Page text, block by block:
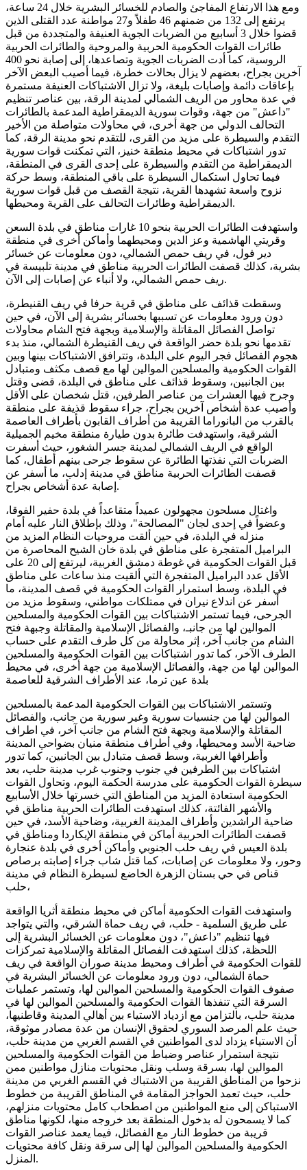
ومع هذا الارتفاع المفاجئ والصادم للخسائر البشرية خلال 24 ساعة،
يرتفع إلى 132 من ضمنهم 46 طفلاً و27 مواطنة عدد القتلى الذين
قضوا خلال 3 أسابيع من الضربات الجوية العنيفة والمتجددة من قبل
طائرات القوات الحكومية الحربية والمروحية والطائرات الحربية
الروسية، كما أدت الضربات الجوية وتصاعدها، إلى إصابة نحو 400
آخرين بجراح، بعضهم لا يزال بحالات خطرة، فيما أصيب البعض الآخر
بإعاقات دائمة وإصابات بليغة، ولا تزال الاشتباكات العنيفة مستمرة
في عدة محاور من الريف الشمالي لمدينة الرقة، بين عناصر تنظيم
"داعش" من جهة، وقوات سورية الديمقراطية المدعمة بالطائرات
التحالف الدولي من جهة أخرى، في محاولات متواصلة من الأخير
التقدم والسيطرة على مزيد من القرى، للتقدم نحو مدينة الرقة، كما
تدور اشتباكات في محيط منطقة خنيز، التي تمكنت قوات سورية
الديمقراطية من التقدم والسيطرة على إحدى القرى في المنطقة،
فيما تحاول استكمال السيطرة على باقي المنطقة، وسط حركة
نزوح واسعة تشهدها القرية، نتيجة القصف من قبل قوات سورية
الديمقراطية وطائرات التحالف على القرية ومحيطها.
واستهدفت الطائرات الحربية بنحو 10 غارات مناطق في بلدة السعن
وقريتي الهاشمية وعز الدين ومحيطهما وأماكن أخرى في منطقة
دير فول، في ريف حمص الشمالي، دون معلومات عن خسائر
بشرية، كذلك قصفت الطائرات الحربية مناطق في مدينة تلبيسة في
ريف حمص الشمالي، ولا أنباء عن إصابات إلى الآن.
وسقطت قذائف على مناطق في قرية حرفا في ريف القنيطرة،
دون ورود معلومات عن تسببها بخسائر بشرية إلى الآن، في حين
تواصل الفصائل المقاتلة والإسلامية وبجهة فتح الشام محاولات
تقدمها نحو بلدة حضر الواقعة في ريف القنيطرة الشمالي، منذ بدء
هجوم الفصائل فجر اليوم على البلدة، وتترافق الاشتباكات بينها وبين
القوات الحكومية والمسلحين الموالين لها مع قصف مكثف ومتبادل
بين الجانبين، وسقوط قذائف على مناطق في البلدة، قضى وقتل
وجرح فيها العشرات من عناصر الطرفين، قتل شخصان على الأقل
وأصيب عدة أشخاص آخرين بجراح، جراء سقوط قذيفة على منطقة
بالقرب من البانوراما القريبة من أطراف القابون بأطراف العاصمة
الشرقية، واستهدفت طائرة بدون طيارة منطقة مخيم الجميلية
الواقع في الريف الشمالي لمدينة جسر الشغور، حيث أسفرت
الضربات التي نفذتها الطائرة عن سقوط جرحى بينهم أطفال، كما
قصفت الطائرات الحربية مناطق في مدينة إدلب، ما أسفر عن
إصابة عدة أشخاص بجراح.
واغتال مسلحون مجهولون عميداً متقاعداً في بلدة حفير الفوقا،
وعضواً في إحدى لجان "المصالحة"، وذلك بإطلاق النار عليه أمام
منزله في البلدة، في حين ألقت مروحيات النظام المزيد من
البراميل المتفجرة على مناطق في بلدة خان الشيح المحاصرة من
قبل القوات الحكومية في غوطة دمشق الغربية، ليرتفع إلى 20 على
الأقل عدد البراميل المتفجرة التي ألقيت منذ ساعات على مناطق
في البلدة، وسط استمرار القوات الحكومية في قصف المدينة، ما
أسفر عن اندلاع نيران في ممتلكات مواطني، وسقوط مزيد من
الجرحى، فيما تستمر الاشتباكات بين القوات الحكومية والمسلحين
الموالين لها من جانبـ، والفصائل الإسلامية والمقاتلة وجبهة فتح
الشام من جانب آخر، إثر محاولة من كل طرف التقدم على حساب
الطرف الآخر، كما تدور اشتباكات بين القوات الحكومية والمسلحين
الموالين لها من جهة، والفصائل الإسلامية من جهة أخرى، في محيط
بلدة عين ترما، عند الأطراف الشرقية للعاصمة
وتستمر الاشتباكات بين القوات الحكومية المدعمة بالمسلحين
الموالين لها من جنسيات سورية وغير سورية من جانب، والفصائل
المقاتلة والإسلامية وبجهة فتح الشام من جانب آخر، في اطراف
ضاحية الأسد ومحيطها، وفي أطراف منطقة منيان بضواحي المدينة
وأطرافها الغربية، وسط قصف متبادل بين الجانبين، كما تدور
اشتباكات بين الطرفين في جنوب وجنوب غرب مدينة حلب، بعد
سيطرة القوات الحكومية على مدرسة الحكمة اليوم، وتحاول القوات
الحكومية استعادة المزيد من المناطق التي خسرتها خلال الأسابيع
والأشهر الفائتة، كذلك استهدفت الطائرات الحربية مناطق في
ضاحية الراشدين وأطراف المدينة الغربية، وضاحية الأسد، في حين
قصفت الطائرات الحربية أماكن في منطقة الإيكاردا ومناطق في
بلدة العيس في ريف حلب الجنوبي وأماكن أخرى في بلدة عنجارة
وحور، ولا معلومات عن إصابات، كما قتل شاب جراء إصابته برصاص
قناص في حي بستان الزهرة الخاضع لسيطرة النظام في مدينة
حلب،
واستهدفت القوات الحكومية أماكن في محيط منطقة أثريا الواقعة
على طريق السلمية - حلب، في ريف حماة الشرقي، والتي يتواجد
فيها تنظيم "داعش"، دون معلومات عن الخسائر البشرية إلى
اللحظة، كذلك استهدفت الفصائل المقاتلة والإسلامية تمركزات
للقوات الحكومية في أطراف ومحيط مدينة صوران الواقعة في ريف
حماة الشمالي، دون ورود معلومات عن الخسائر البشرية في
صفوف القوات الحكومية والمسلحين الموالين لها، وتستمر عمليات
السرقة التي تنفذها القوات الحكومية والمسلحين الموالين لها في
مدينة حلب، بالتزامن مع ازدياد الاستياء بين أهالي المدينة وقاطنيها،
حيث علم المرصد السوري لحقوق الإنسان من عدة مصادر موثوقة،
أن الاستياء يزداد لدى المواطنين في القسم الغربي من مدينة حلب،
نتيجة استمرار عناصر وضباط من القوات الحكومية والمسلحين
الموالين لها، بسرقة وسلب ونقل محتويات منازل مواطنين ممن
نزحوا من المناطق القريبة من الاشتباك في القسم الغربي من مدينة
حلب، حيث تعمد الحواجز المقامة في المناطق القريبة من خطوط
الاستباكن إلى منع المواطنين من اصطحاب كامل محتويات منزلهم،
كما لا يسمحون له بدخول المنطقة بعد خروجه منها، لكونها مناطق
قريبة من خطوط النار مع الفصائل، فيما يعمد عناصر القوات
الحكومية والمسلحين الموالين لها إلى سرقة ونقل كافة محتويات
المنزل.